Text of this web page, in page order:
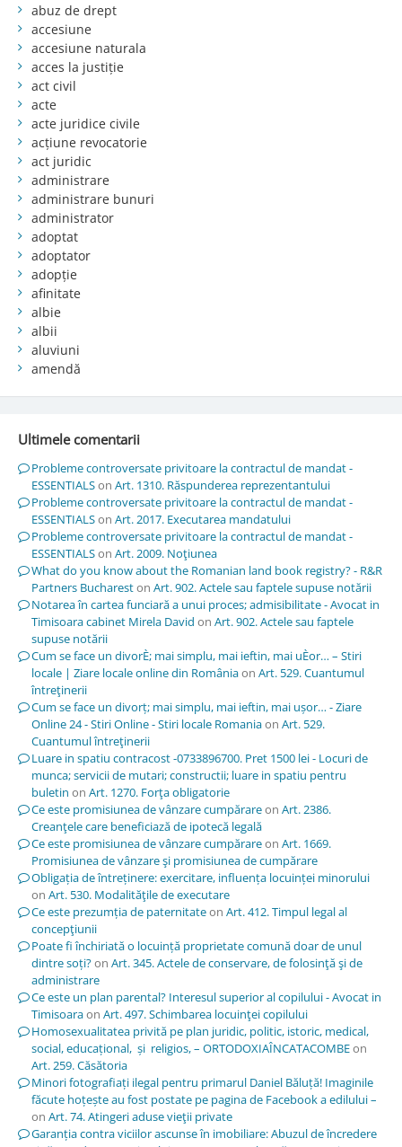
abuz de drept
accesiune
accesiune naturala
acces la justiție
act civil
acte
acte juridice civile
acțiune revocatorie
act juridic
administrare
administrare bunuri
administrator
adoptat
adoptator
adopție
afinitate
albie
albii
aluviuni
amendă
Ultimele comentarii
Probleme controversate privitoare la contractul de mandat -
ESSENTIALSon Art. 1310. Răspunderea reprezentantului
Probleme controversate privitoare la contractul de mandat -
ESSENTIALSon Art. 2017. Executarea mandatului
Probleme controversate privitoare la contractul de mandat -
ESSENTIALSon Art. 2009. Noţiunea
What do you know about the Romanian land book registry? - R&R
Partners Buchareston Art. 902. Actele sau faptele supuse notării
Notarea în cartea funciară a unui proces; admisibilitate - Avocat in
Timisoara cabinet Mirela David on Art. 902. Actele sau faptele
supuse notării
Cum se face un divorÈ; mai simplu, mai ieftin, mai uÈor… – Stiri
locale | Ziare locale online din Româniaon Art. 529. Cuantumul
întreţinerii
Cum se face un divorț; mai simplu, mai ieftin, mai ușor… - Ziare
Online 24 - Stiri Online - Stiri locale Romaniaon Art. 529.
Cuantumul întreţinerii
Luare in spatiu contracost -0733896700. Pret 1500 lei - Locuri de
munca; servicii de mutari; constructii; luare in spatiu pentru
buletin on Art. 1270. Forţa obligatorie
Ce este promisiunea de vânzare cumpărareon Art. 2386.
Creanţele care beneficiază de ipotecă legală
Ce este promisiunea de vânzare cumpărareon Art. 1669.
Promisiunea de vânzare şi promisiunea de cumpărare
Obligația de întreținere: exercitare, influența locuinței minorului
on Art. 530. Modalităţile de executare
Ce este prezumția de paternitateon Art. 412. Timpul legal al
concepţiunii
Poate fi închiriată o locuință proprietate comună doar de unul
dintre soți?on Art. 345. Actele de conservare, de folosinţă şi de
administrare
Ce este un plan parental? Interesul superior al copilului - Avocat in
Timisoaraon Art. 497. Schimbarea locuinţei copilului
Homosexualitatea privită pe plan juridic, politic, istoric, medical,
social, educațional, și religios, – ORTODOXIAÎNCATACOMBEon
Art. 259. Căsătoria
Minori fotografiați ilegal pentru primarul Daniel Băluță! Imaginile
făcute hoțește au fost postate pe pagina de Facebook a edilului –
on Art. 74. Atingeri aduse vieţii private
Garanția contra viciilor ascunse în imobiliare: Abuzul de încredere